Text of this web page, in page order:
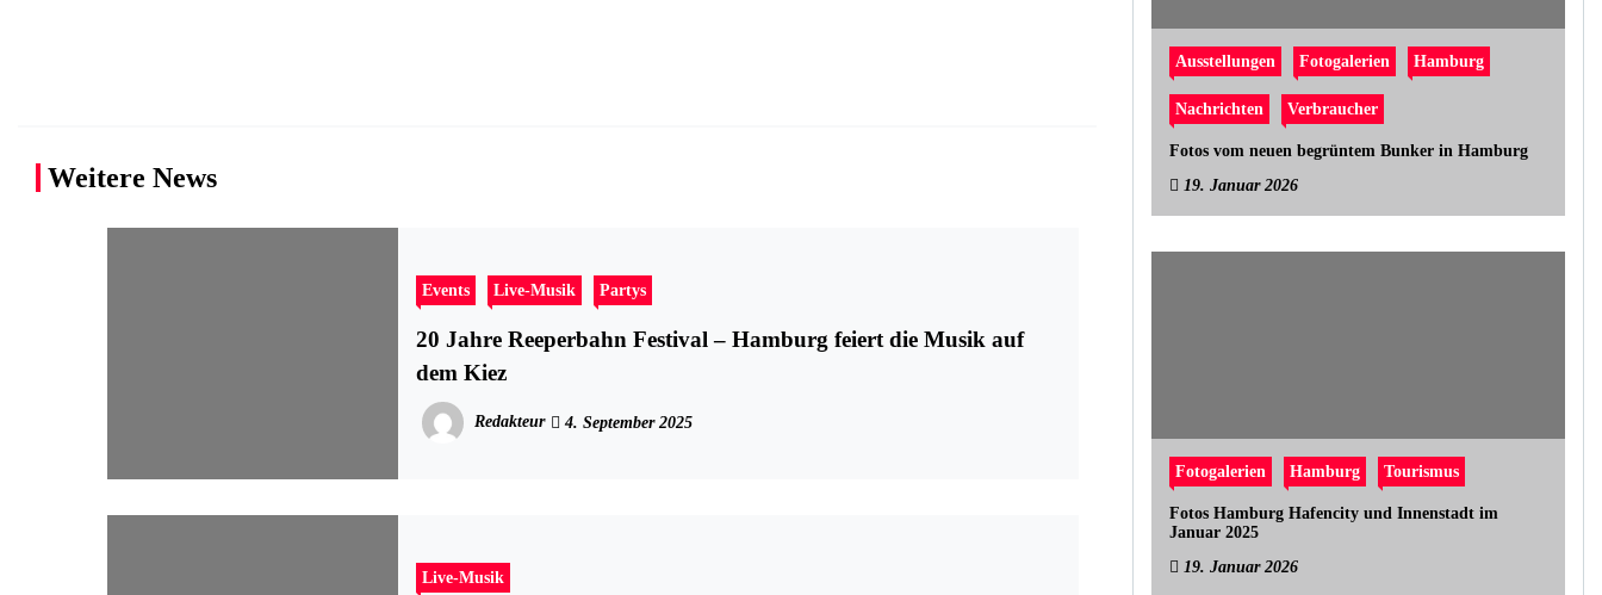
Weitere News
Events Live-Musik Partys
20 Jahre Reeperbahn Festival – Hamburg feiert die Musik auf
dem Kiez
Redakteur 4. September 2025
Live-Musik
Ausstellungen Fotogalerien Hamburg
Nachrichten Verbraucher
Fotos vom neuen begrüntem Bunker in Hamburg
19. Januar 2026
Fotogalerien Hamburg Tourismus
Fotos Hamburg Hafencity und Innenstadt im
Januar 2025
19. Januar 2026